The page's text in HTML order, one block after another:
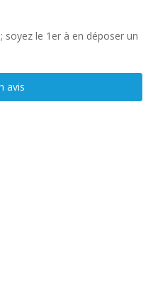
soyez le 1er à en déposer un
avis